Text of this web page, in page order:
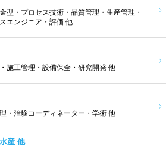
型・プロセス技術・品質管理・生産管理・
エンジニア・評価 他
施工管理・設備保全・研究開発 他
・治験コーディネーター・学術 他
産 他